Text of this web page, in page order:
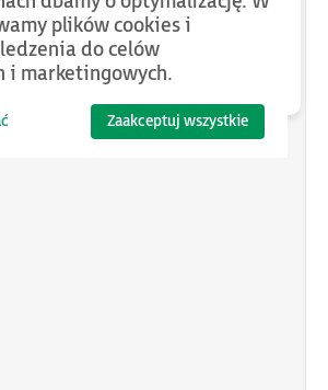
plików cookies i
do celów
i marketingowych.
Zaakceptuj wszystkie